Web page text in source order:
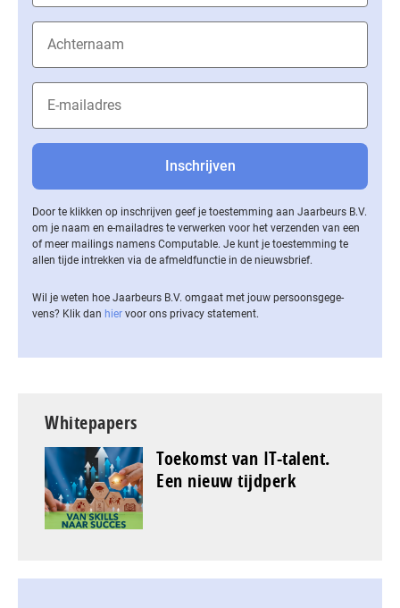
Door te klikken op inschrijven geef je toestemming aan Jaarbeurs B.V.
om je naam en e-mailadres te verwerken voor het verzenden van een
of meer mailings namens Computable. Je kunt je toestemming te
allen tijde intrekken via de af­meld­func­tie in de nieuwsbrief.
Wil je weten hoe Jaarbeurs B.V. omgaat met jouw per­soons­ge­ge­
vens? Klik dan hier voor ons privacy statement.
Whitepapers
Toekomst van IT-talent.
Een nieuw tijdperk